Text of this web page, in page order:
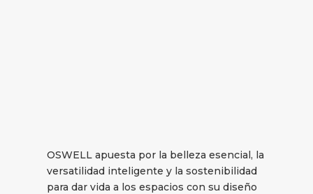
OSWELL apuesta por la belleza esencial, la
versatilidad inteligente y la sostenibilidad
para dar vida a los espacios con su diseño